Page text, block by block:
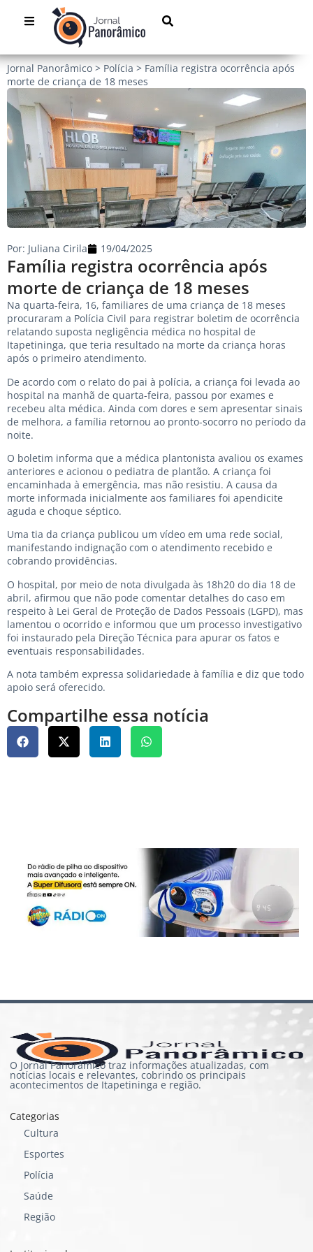
Jornal Panorâmico > Polícia > Família registra ocorrência após
morte de criança de 18 meses
Família registra ocorrência após
morte de criança de 18 meses
Por: Juliana Cirila 19/04/2025
Na quarta-feira, 16, familiares de uma criança de 18 meses
procuraram a Polícia Civil para registrar boletim de ocorrência
relatando suposta negligência médica no hospital de
Itapetininga, que teria resultado na morte da criança horas
após o primeiro atendimento.
De acordo com o relato do pai à polícia, a criança foi levada ao
hospital na manhã de quarta-feira, passou por exames e
recebeu alta médica. Ainda com dores e sem apresentar sinais
de melhora, a família retornou ao pronto-socorro no período da
noite.
O boletim informa que a médica plantonista avaliou os exames
anteriores e acionou o pediatra de plantão. A criança foi
encaminhada à emergência, mas não resistiu. A causa da
morte informada inicialmente aos familiares foi apendicite
aguda e choque séptico.
Uma tia da criança publicou um vídeo em uma rede social,
manifestando indignação com o atendimento recebido e
cobrando providências.
O hospital, por meio de nota divulgada às 18h20 do dia 18 de
abril, afirmou que não pode comentar detalhes do caso em
respeito à Lei Geral de Proteção de Dados Pessoais (LGPD), mas
lamentou o ocorrido e informou que um processo investigativo
foi instaurado pela Direção Técnica para apurar os fatos e
eventuais responsabilidades.
A nota também expressa solidariedade à família e diz que todo
apoio será oferecido.
Compartilhe essa notícia
O Jornal Panorâmico traz informações atualizadas, com
notícias locais e relevantes, cobrindo os principais
acontecimentos de Itapetininga e região.
Categorias
Cultura
Esportes
Polícia
Saúde
Região